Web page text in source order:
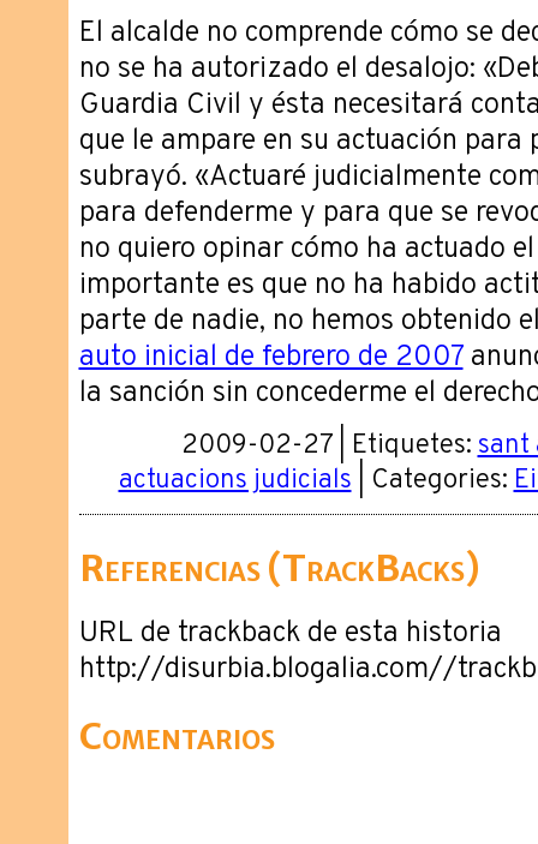
El alcalde no comprende cómo se
no se ha autorizado el desalojo:
Guardia Civil y ésta necesitará
que le ampare en su actuación
subrayó. «Actuaré judicialmente
para defenderme y para que se
no quiero opinar cómo ha actuado
importante es que no ha habido
parte de nadie, no hemos obtenido
auto inicial de febrero de 2007
la sanción sin concederme el
2009-02-27 | Etiquetes:sant
actuacions judicials| Categories:
Referencias (TrackBacks)
URL de trackback de esta historia
http://disurbia.blogalia.com//
Comentarios